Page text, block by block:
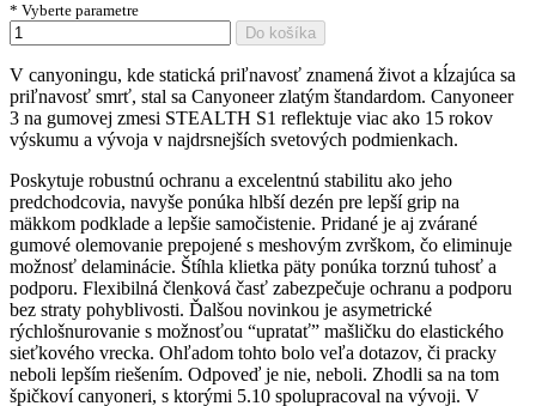
* Vyberte parametre
Do košíka
V canyoningu, kde statická priľnavosť znamená život a kĺzajúca sa
priľnavosť smrť, stal sa Canyoneer zlatým štandardom. Canyoneer
3 na gumovej zmesi STEALTH S1 reflektuje viac ako 15 rokov
výskumu a vývoja v najdrsnejších svetových podmienkach.
Poskytuje robustnú ochranu a excelentnú stabilitu ako jeho
predchodcovia, navyše ponúka hlbší dezén pre lepší grip na
mäkkom podklade a lepšie samočistenie. Pridané je aj zvárané
gumové olemovanie prepojené s meshovým zvrškom, čo eliminuje
možnosť delaminácie. Štíhla klietka päty ponúka torznú tuhosť a
podporu. Flexibilná členková časť zabezpečuje ochranu a podporu
bez straty pohyblivosti. Ďalšou novinkou je asymetrické
rýchlošnurovanie s možnosťou “upratať” mašličku do elastického
sieťkového vrecka. Ohľadom tohto bolo veľa dotazov, či pracky
neboli lepším riešením. Odpoveď je nie, neboli. Zhodli sa na tom
špičkoví canyoneri, s ktorými 5.10 spolupracoval na vývoji. V